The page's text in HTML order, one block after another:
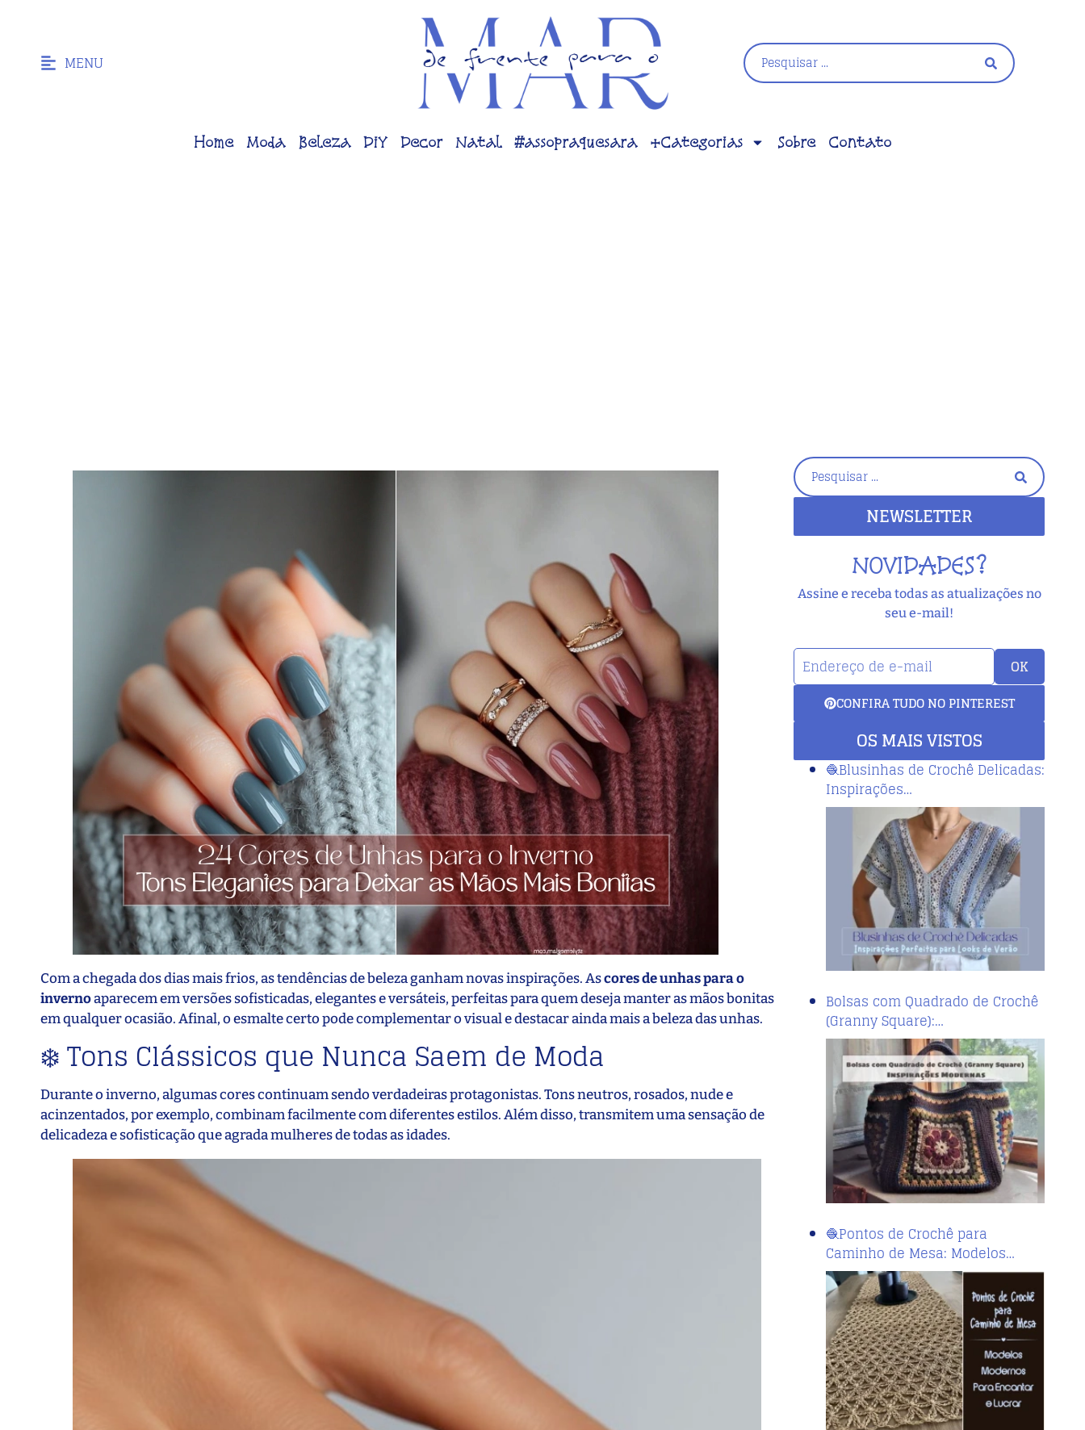
MENU
Home Moda Beleza DiY Decor Natal #assopraquesara +Categorias Sobre Contato
Com a chegada dos dias mais frios, as tendências de beleza ganham novas inspirações. Ascores de unhas para o
invernoaparecem em versões sofisticadas, elegantes e versáteis, perfeitas para quem deseja manter as mãos bonitas
em qualquer ocasião. Afinal, o esmalte certo pode complementar o visual e destacar ainda mais a beleza das unhas.
❄️ Tons Clássicos que Nunca Saem de Moda
Durante o inverno, algumas cores continuam sendo verdadeiras protagonistas. Tons neutros, rosados, nude e
acinzentados, por exemplo, combinam facilmente com diferentes estilos. Além disso, transmitem uma sensação de
delicadeza e sofisticação que agrada mulheres de todas as idades.
NEWSLETTER
NOVIDADES?
Assine e receba todas as atualizações no
seu e-mail!
OK
CONFIRA TUDO NO PINTEREST
OS MAIS VISTOS
🧶Blusinhas de Crochê Delicadas:
Inspirações…
Bolsas com Quadrado de Crochê
(Granny Square):…
🧶Pontos de Crochê para
Caminho de Mesa: Modelos…